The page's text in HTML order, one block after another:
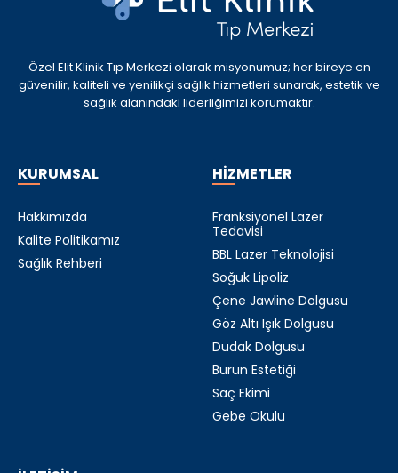
Özel Elit Klinik Tıp Merkezi olarak misyonumuz; her bireye en
güvenilir, kaliteli ve yenilikçi sağlık hizmetleri sunarak, estetik ve
sağlık alanındaki liderliğimizi korumaktır.
KURUMSAL
Hakkımızda
Kalite Politikamız
Sağlık Rehberi
HİZMETLER
Franksiyonel Lazer
Tedavisi
BBL Lazer Teknolojisi
Soğuk Lipoliz
Çene Jawline Dolgusu
Göz Altı Işık Dolgusu
Dudak Dolgusu
Burun Estetiği
Saç Ekimi
Gebe Okulu